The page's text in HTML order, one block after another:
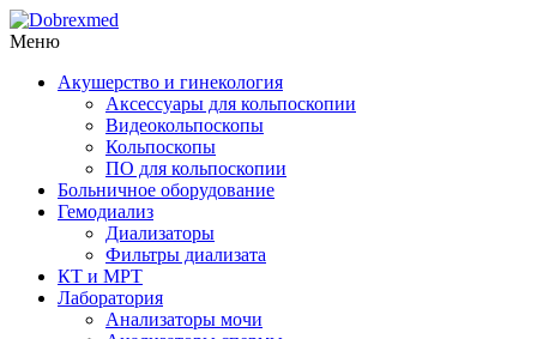
Меню
Акушерство и гинекология
Аксессуары для кольпоскопии
Видеокольпоскопы
Кольпоскопы
ПО для кольпоскопии
Больничное оборудование
Гемодиализ
Диализаторы
Фильтры диализата
КТ и МРТ
Лаборатория
Анализаторы мочи